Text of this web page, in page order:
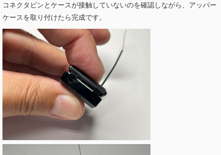
コネクタピンとケースが接触していないのを確認しながら、アッパー
ケースを取り付けたら完成です。